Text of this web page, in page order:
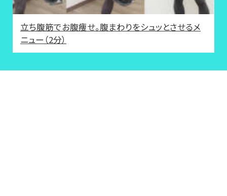
立ち腹筋でお腹痩せ。腹まわりをシュッとさせるメ
ニュー（2分）